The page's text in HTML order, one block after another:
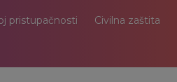
pristupačnosti Civilna zaštita